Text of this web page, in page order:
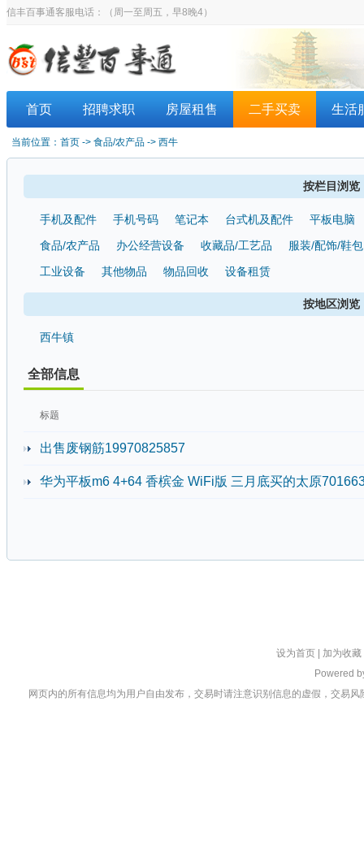
信丰百事通客服电话： （周一至周五，早8晚4）
首页 招聘求职 房屋租售 二手买卖 生活
当前位置： 首页 -> 食品/农产品 -> 西牛
按栏目浏览
手机及配件 手机号码 笔记本 台式机及配件
平板电脑
食品/农产品
办公经营设备 收藏品/工艺品
服装/配饰/鞋包
工业设备
其他物品 物品回收 设备租赁
按地区浏览
西牛镇
全部信息
标题
出售废钢筋19970825857
华为平板m6 4+64 香槟金 WiFi版 三月底买的太原
设为首页 加为收藏
Powered
网页内的所有信息均为用户自由发布，交易时请注意识别信息的虚假，交易